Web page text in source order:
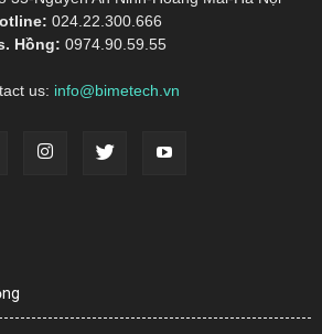
024.22.300.666
Hồng: 0974.90.59.55
us: info@bimetech.vn